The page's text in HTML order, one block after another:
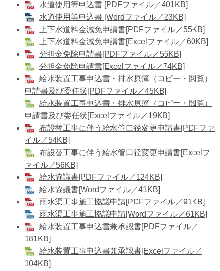
水道使用等申込書 [PDFファイル／401KB]
水道使用等申込書 [Wordファイル／23KB]
上下水道料金減免申請書[PDFファイル／55KB]
​上下水道料金減免申請書[Excelファイル／60KB]
分担金免除申請書[PDFファイル／56KB]
​分担金免除申請書[Excelファイル／74KB]
給水装置工事申込書・排水原簿（コピー・閲覧）
申請書及び委任状[PDFファイル／45KB]
​給水装置工事申込書・排水原簿（コピー・閲覧）
申請書及び委任状[Excelファイル／19KB]
布設替工事に伴う給水管口径変更申請書[PDFファ
イル／54KB]
布設替工事に伴う給水管口径変更申請書[Excelフ
ァイル／56KB]
給水協議書[PDFファイル／124KB]
​給水協議書[Wordファイル／41KB]
雨水渠工事施工協議申請[PDFファイル／91KB]
​雨水渠工事施工協議申請[Wordファイル／61KB]
給水装置工事申込書兼承認書[PDFファイル／
181KB]
給水装置工事申込書兼承認書[Excelファイル／
104KB]